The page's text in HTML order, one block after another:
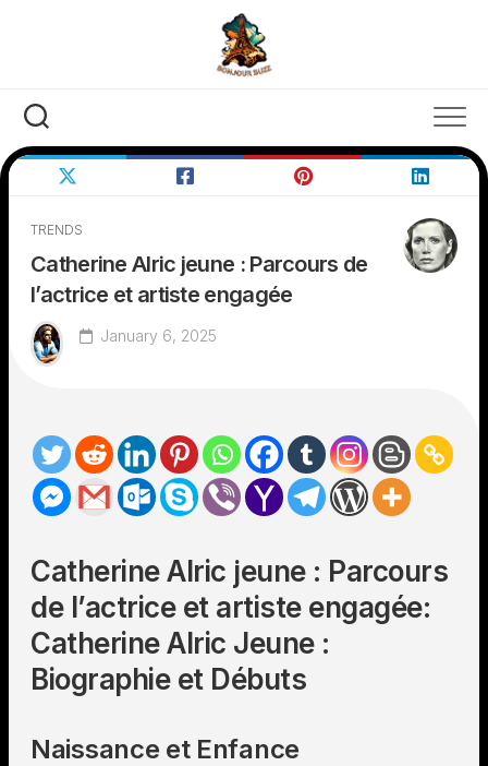
TRENDS
Catherine Alric jeune : Parcours de
l’actrice et artiste engagée
January 6, 2025
Catherine Alric jeune : Parcours
de l’actrice et artiste engagée:
Catherine Alric Jeune :
Biographie et Débuts
Naissance et Enfance